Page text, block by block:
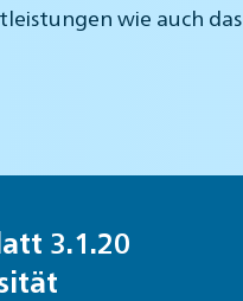
wie auch das
3.1.20